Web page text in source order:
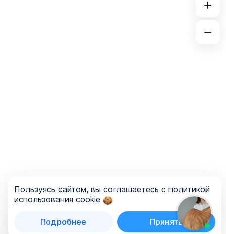
Список
Пользуясь сайтом, вы соглашаетесь с политикой
использования cookie
Подробнее Принять